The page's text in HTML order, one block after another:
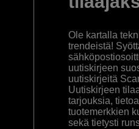
Ole kartalla
trendeistä!
uutiskirjeen
uutiskirjeitä
Uutiskirjeen
tarjouksia,
tuotemerkkien
sekä tietysti